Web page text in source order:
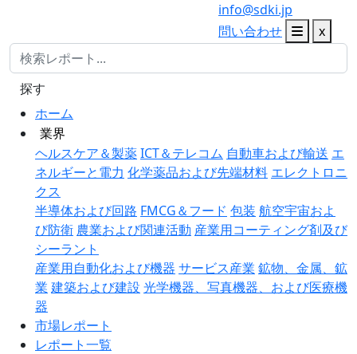
info@sdki.jp
問い合わせ
x
ホーム
業界
ヘルスケア＆製薬ICT＆テレコム 自動車および輸送 エ
ネルギーと電力 化学薬品および先端材料 エレクトロニ
クス
半導体および回路 FMCG＆フード 包装 航空宇宙およ
び防衛 農業および関連活動 産業用コーティング剤及び
シーラント
産業用自動化および機器 サービス産業 鉱物、金属、鉱
業 建築および建設 光学機器、写真機器、および医療機
器
市場レポート
レポート一覧
探す